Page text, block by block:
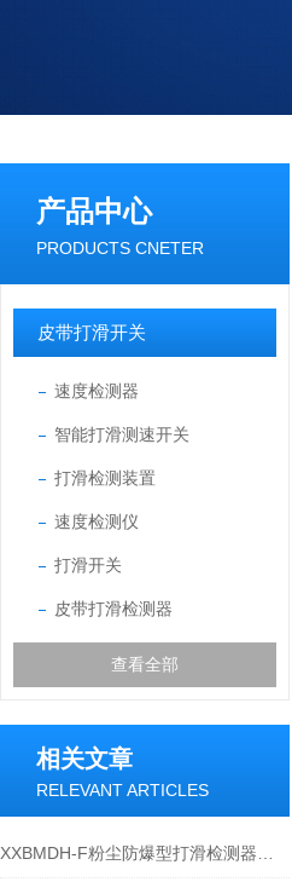
产品中心
PRODUCTS CNETER
皮带打滑开关
速度检测器
智能打滑测速开关
打滑检测装置
速度检测仪
打滑开关
皮带打滑检测器
查看全部
相关文章
RELEVANT ARTICLES